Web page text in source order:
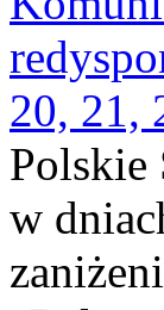
20, 21,
Polskie
w